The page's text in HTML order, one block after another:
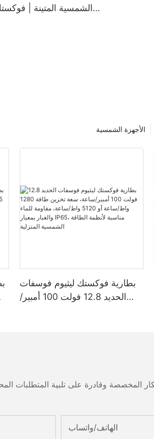
الشمسية المتينة |
الأجهزة الشمسية
بطارية فوكستك ليثيوم فوسفات
الحديد 12.8 فولت 100 أمبير/
الهاتف/واتساب